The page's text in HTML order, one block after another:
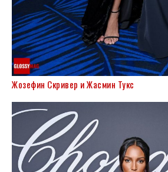
Жозефин Скривер и Жасмин Тукс